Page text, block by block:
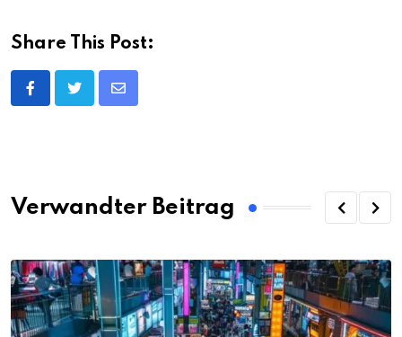
Share This Post:
Share
Verwandter Beitrag